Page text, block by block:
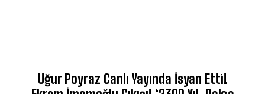
Uğur Poyraz Canlı Yayında İsyan Etti!